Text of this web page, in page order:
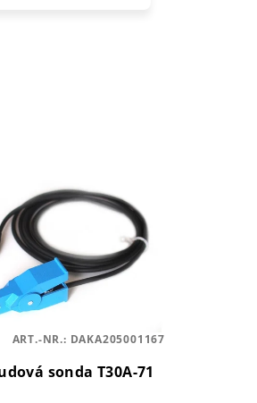
sonda T30A-71
ART.-NR.: DAKA205001167